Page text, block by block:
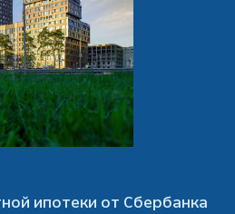
ипотеки от Сбербанка